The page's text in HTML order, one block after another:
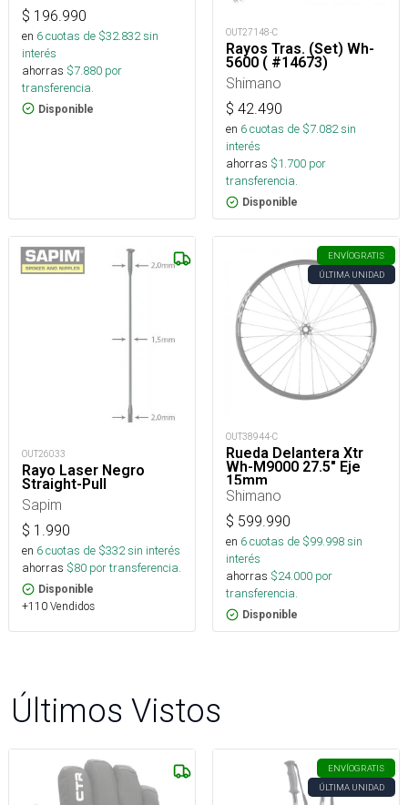
$ 196.990
en 6cuotas de $32.832sin
interés
ahorras $7.880 por
transferencia.
Disponible
OUT27148-C
Rayos Tras. (Set) Wh-
5600 ( #14673)
Shimano
$ 42.490
en 6cuotas de $7.082sin
interés
ahorras $1.700 por
transferencia.
Disponible
OUT26033
Rayo Laser Negro
Straight-Pull
Sapim
$ 1.990
en 6cuotas de $332sin interés
ahorras $80 por transferencia.
Disponible
+110 Vendidos
ENVÍOGRATIS
ÚLTIMA UNIDAD
OUT38944-C
Rueda Delantera Xtr
Wh-M9000 27.5" Eje
15mm
Shimano
$ 599.990
en 6cuotas de $99.998sin
interés
ahorras $24.000 por
transferencia.
Disponible
Últimos Vistos
ENVÍOGRATIS
ÚLTIMA UNIDAD